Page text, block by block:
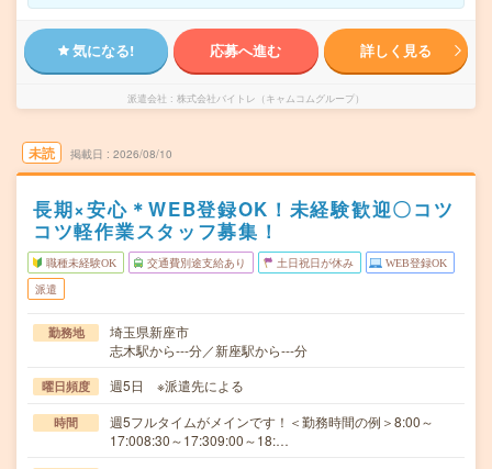
気になる! 応募へ進む 詳しく見る
派遣会社 株式会社バイトレ（キャムコムグループ）
未読 掲載日 2026/08/10
長期×安心＊WEB登録OK！未経験歓迎〇コツ
コツ軽作業スタッフ募集！
職種未経験OK 交通費別途支給あり 土日祝日が休み WEB登録OK
派遣
勤務地
埼玉県新座市
志木駅から---分／新座駅から---分
曜日頻度 週5日 ※派遣先による
時間
週5フルタイムがメインです！＜勤務時間の例＞8:00～
17:008:30～17:309:00～18:…